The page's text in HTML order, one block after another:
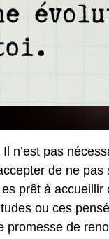
n’est pas
de ne pas
prêt à accueillir
ou ces
de